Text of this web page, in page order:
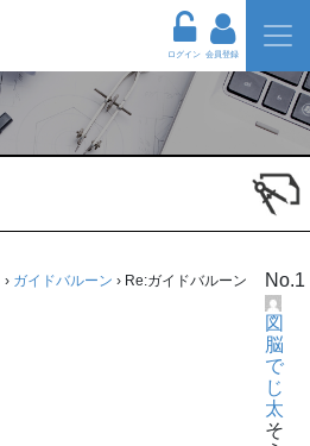
ログイン 会員登録
› ガイドバルーン › Re:ガイドバルーン No.1
図
脳
で
じ
太
そ